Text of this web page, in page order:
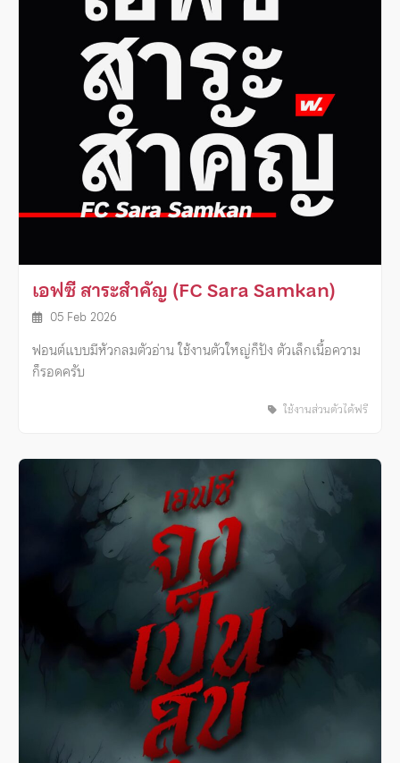
เอฟซี สาระสำคัญ (FC Sara Samkan)
05 Feb 2026
ฟอนต์แบบมีหัวกลมตัวอ่าน ใช้งานตัวใหญ่ก็ปัง ตัวเล็กเนื้อความ
ก็รอดครับ
ใช้งานส่วนตัวได้ฟรี